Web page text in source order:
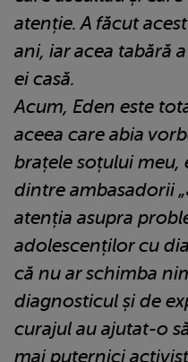
atenție. A făcut
ani, iar acea tabără
ei casă.
Acum, Eden este
aceea care abia
brațele soțului meu,
dintre ambasadorii
atenția asupra
adolescenților cu
că nu ar schimba
diagnosticul și de
curajul au ajutat-o
mai puternici